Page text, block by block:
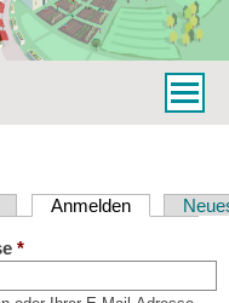
Anmelden(aktiver
*